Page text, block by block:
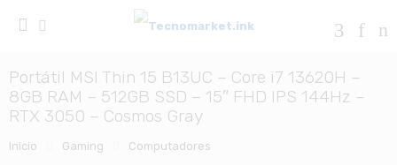
Portátil MSI Thin 15 B13UC – Core i7 13620H –
8GB RAM – 512GB SSD – 15″ FHD IPS 144Hz –
RTX 3050 – Cosmos Gray
Inicio Gaming Computadores